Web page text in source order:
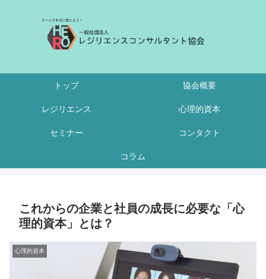
トップ 協会概要
レジリエンス 心理的資本
セミナー コンタクト
コラム
これからの企業と社員の成長に必要な「心
理的資本」とは？
心理的資本